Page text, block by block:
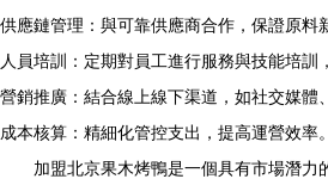
供應鏈管理：與可靠供應商合作，保證原料
人員培訓：定期對員工進行服務與技能培訓
營銷推廣：結合線上線下渠道，如社交媒體
成本核算：精細化管控支出，提高運營效率。
加盟北京果木烤鴨是一個具有市場潛力